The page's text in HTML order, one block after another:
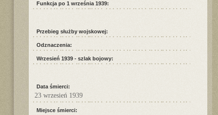
Funkcja po 1 września 1939:
Przebieg służby wojskowej:
Odznaczenia:
Wrzesień 1939 - szlak bojowy:
Data śmierci:
23 wrzesień 1939
Miejsce śmierci: